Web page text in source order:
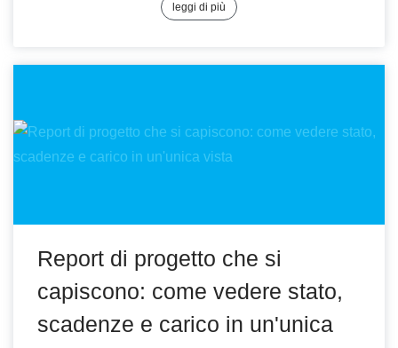
leggi di più
Report di progetto che si
capiscono: come vedere stato,
scadenze e carico in un'unica